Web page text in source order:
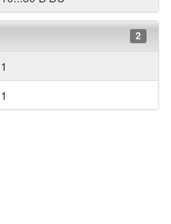
2
1
1